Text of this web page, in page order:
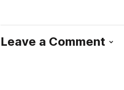
Leave a Comment